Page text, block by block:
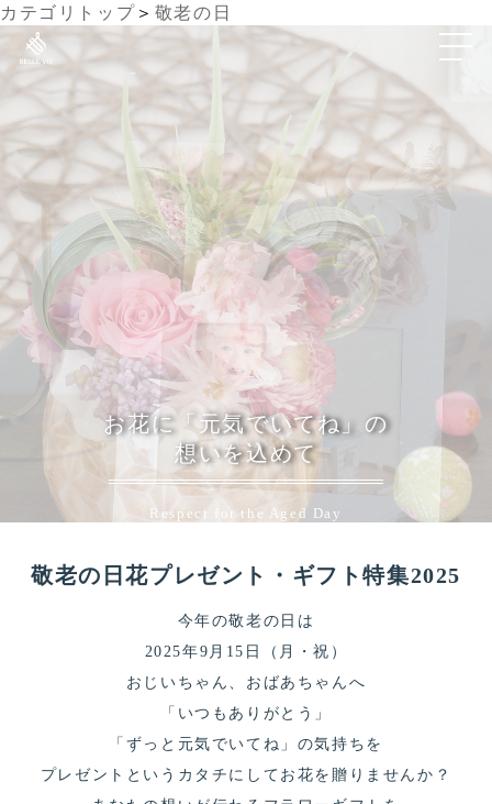
カテゴリトップ＞ 敬老の日
お花に「元気でいてね」の
想いを込めて
Respect for the Aged Day
敬老の日花プレゼント・ギフト特集2025
今年の敬老の日は
2025年9月15日（月・祝）
おじいちゃん、おばあちゃんへ
「いつもありがとう」
「ずっと元気でいてね」の気持ちを
プレゼントというカタチにしてお花を贈りませんか？